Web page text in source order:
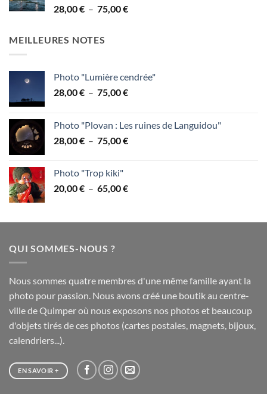
à
28,00€ – 75,00€Plage
MEILLEURES NOTES
Photo "Lumière cendrée"
28,00€ – 75,00€Plage
28,00 €
à
Photo "Plovan : Les ruines de Languidou"
28,00€ – 75,00€Plage
à
Photo "Trop kiki"
20,00€ – 65,00€Plage
20,00 €
QUI SOMMES-NOUS ?
Nous sommes quatre membres d'une même famille ayant la
photo pour passion. Nous avons créé une boutik au centre-
ville de Quimper où nous exposons nos photos et beaucoup
d'objets tirés de ces photos (cartes postales, magnets, bijoux,
calendriers...).
EN SAVOIR +